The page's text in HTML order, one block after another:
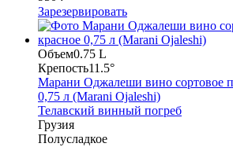
Зарезервировать
Объем0.75 L
Крепость11.5°
Марани Оджалеши вино сортовое
0,75 л (Marani Ojaleshi)
Телавский винный погреб
Грузия
Полусладкое